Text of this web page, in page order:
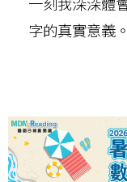
字的真實意義